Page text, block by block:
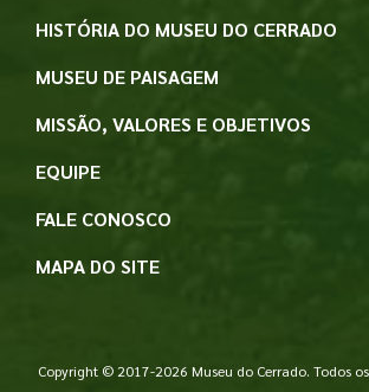
HISTÓRIA DO MUSEU DO CERRADO
MUSEU DE PAISAGEM
MISSÃO, VALORES E OBJETIVOS
EQUIPE
FALE CONOSCO
MAPA DO SITE
Copyright © 2017-2026 Museu do Cerrado. Todos